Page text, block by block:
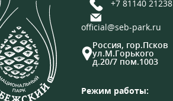
+7 81140 21238
official@seb-park.ru
Россия, гор.Псков
ул.М.Горького
д.20/7 пом.1003
Режим работы: